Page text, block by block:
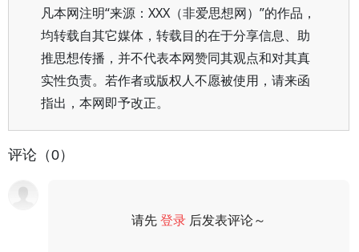
凡本网注明“来源：XXX（非爱思想网）”的作品，
均转载自其它媒体，转载目的在于分享信息、助
推思想传播，并不代表本网赞同其观点和对其真
实性负责。若作者或版权人不愿被使用，请来函
指出，本网即予改正。
评论（0）
请先登录 后发表评论～